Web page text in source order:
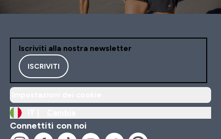
Iscriviti alla nostra newsletter
ISCRIVITI
Connettiti con noi